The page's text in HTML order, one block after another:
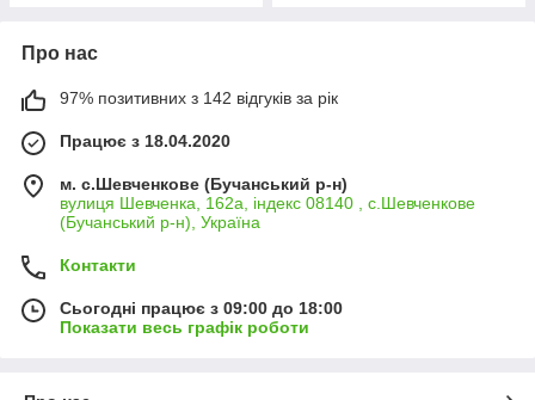
Про нас
97% позитивних з 142 відгуків за рік
Працює з 18.04.2020
м. с.Шевченкове (Бучанський р-н)
вулиця Шевченка, 162а, індекс 08140 , с.Шевченкове
(Бучанський р-н), Україна
Контакти
Сьогодні працює з 09:00 до 18:00
Показати весь графік роботи